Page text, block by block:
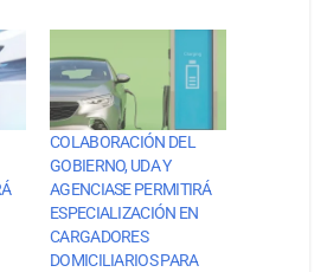
COLABORACIÓN DEL
GOBIERNO, UDA Y
AGENCIASE PERMITIRÁ
ESPECIALIZACIÓN EN
CARGADORES
DOMICILIARIOS PARA